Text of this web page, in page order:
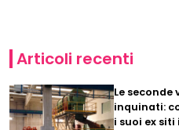
Articoli recenti
Le
inquinati:
i suoi ex